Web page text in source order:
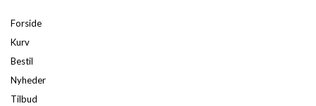
Forside
Kurv
Bestil
Nyheder
Tilbud